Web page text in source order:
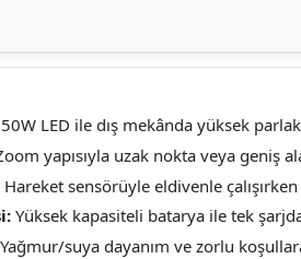
50W LED ile dış mekânda yüksek
yapısıyla uzak nokta veya geniş
Hareket sensörüyle eldivenle çalışırken
Yüksek kapasiteli batarya ile tek
Yağmur/suya dayanım ve zorlu